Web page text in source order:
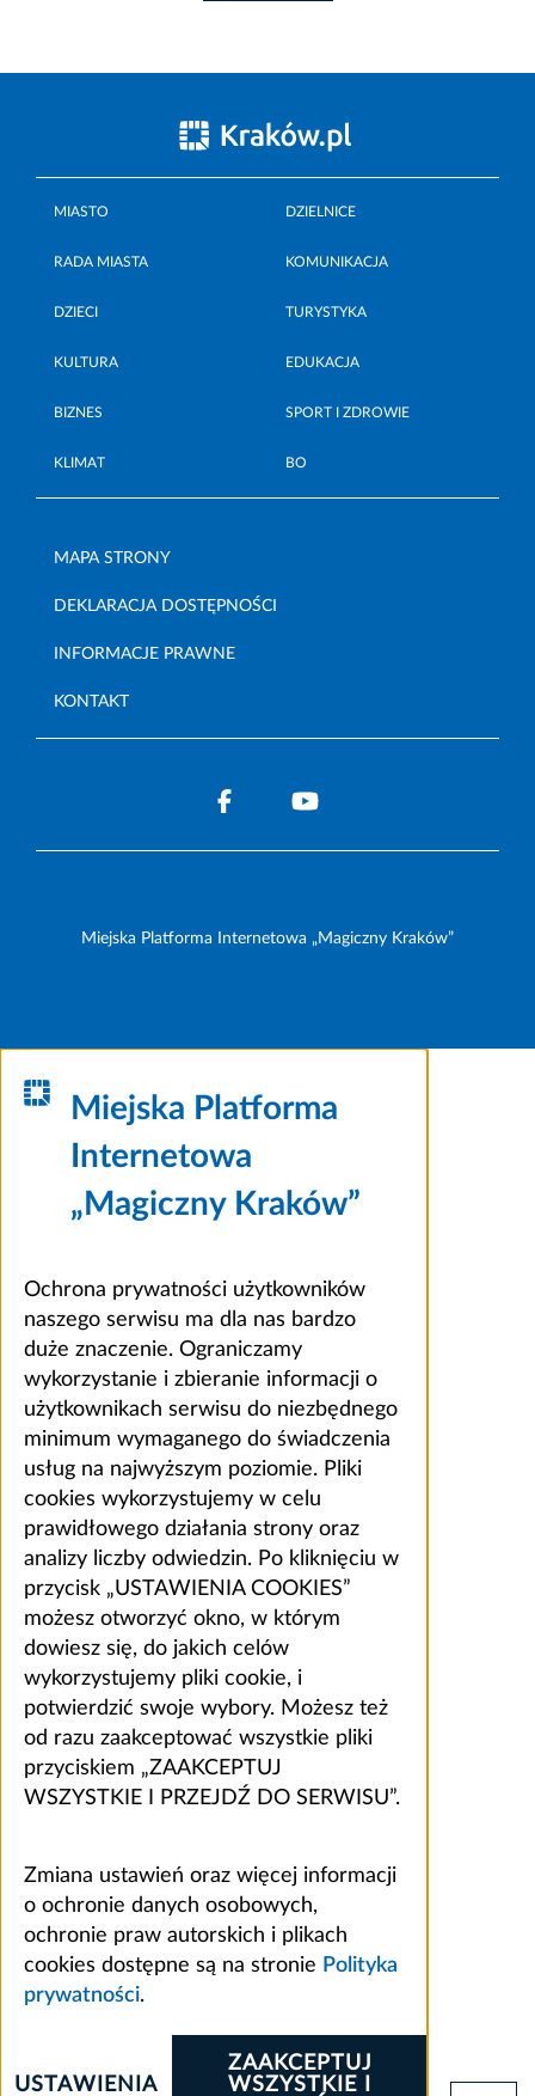
MIASTO DZIELNICE
RADA MIASTA KOMUNIKACJA
DZIECI TURYSTYKA
KULTURA EDUKACJA
BIZNES SPORT I ZDROWIE
KLIMAT BO
MAPA STRONY
DEKLARACJA DOSTĘPNOŚCI
INFORMACJE PRAWNE
KONTAKT
Miejska Platforma Internetowa „Magiczny Kraków”
Miejska Platforma
Internetowa
„Magiczny Kraków”
Ochrona prywatności użytkowników
naszego serwisu ma dla nas bardzo
duże znaczenie. Ograniczamy
wykorzystanie i zbieranie informacji o
użytkownikach serwisu do niezbędnego
minimum wymaganego do świadczenia
usług na najwyższym poziomie. Pliki
cookies wykorzystujemy w celu
prawidłowego działania strony oraz
analizy liczby odwiedzin. Po kliknięciu w
przycisk „USTAWIENIA COOKIES”
możesz otworzyć okno, w którym
dowiesz się, do jakich celów
wykorzystujemy pliki cookie, i
potwierdzić swoje wybory. Możesz też
od razu zaakceptować wszystkie pliki
przyciskiem „ZAAKCEPTUJ
WSZYSTKIE I PRZEJDŹ DO SERWISU”.
Zmiana ustawień oraz więcej informacji
o ochronie danych osobowych,
ochronie praw autorskich i plikach
cookies dostępne są na stronie Polityka
prywatności.
ZAAKCEPTUJ
WSZYSTKIE I
USTAWIENIA